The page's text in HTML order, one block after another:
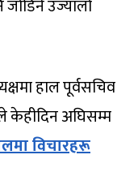
जोडिने उज्यालो
हाल पूर्वसचिव
केहीदिन अघिसम्म
विचारहरू